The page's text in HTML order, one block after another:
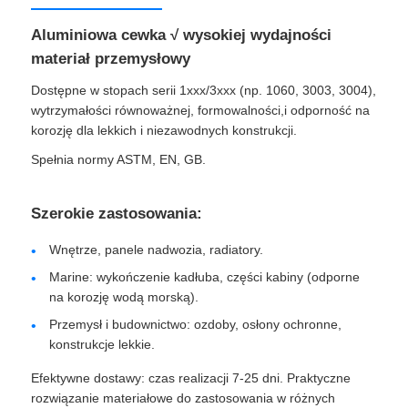
Aluminiowa cewka √ wysokiej wydajności
materiał przemysłowy
Dostępne w stopach serii 1xxx/3xxx (np. 1060, 3003, 3004),
wytrzymałości równoważnej, formowalności,i odporność na
korozję dla lekkich i niezawodnych konstrukcji.
Spełnia normy ASTM, EN, GB.
Szerokie zastosowania:
Wnętrze, panele nadwozia, radiatory.
Marine: wykończenie kadłuba, części kabiny (odporne
na korozję wodą morską).
Przemysł i budownictwo: ozdoby, osłony ochronne,
konstrukcje lekkie.
Efektywne dostawy: czas realizacji 7-25 dni. Praktyczne
rozwiązanie materiałowe do zastosowania w różnych